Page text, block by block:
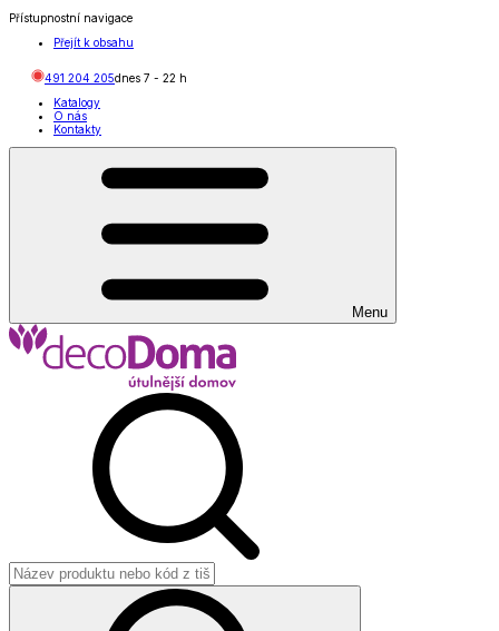
Přístupnostní navigace
Přejít k obsahu
491 204 205dnes 7 - 22 h
Katalogy
O nás
Kontakty
Menu